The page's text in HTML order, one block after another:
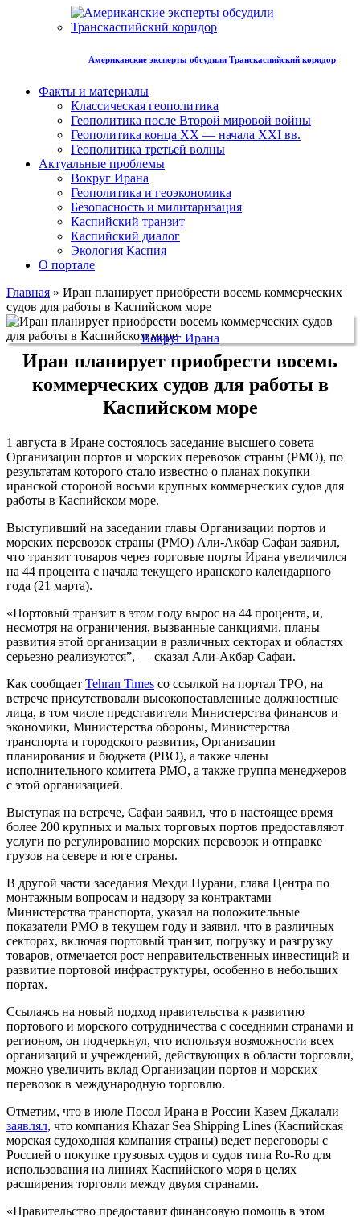
Американские эксперты обсудили Транскаспийский коридор
Факты и материалы
Классическая геополитика
Геополитика после Второй мировой войны
Геополитика конца XX — начала XXI вв.
Геополитика третьей волны
Актуальные проблемы
Вокруг Ирана
Геополитика и геоэкономика
Безопасность и милитаризация
Каспийский транзит
Каспийский диалог
Экология Каспия
О портале
Главная » Иран планирует приобрести восемь коммерческих
судов для работы в Каспийском море
Вокруг Ирана
Иран планирует приобрести восемь
коммерческих судов для работы в
Каспийском море
1 августа в Иране состоялось заседание высшего совета
Организации портов и морских перевозок страны (PMO), по
результатам которого стало известно о планах покупки
иранской стороной восьми крупных коммерческих судов для
работы в Каспийском море.
Выступивший на заседании главы Организации портов и
морских перевозок страны (PMO) Али-Акбар Сафаи заявил,
что транзит товаров через торговые порты Ирана увеличился
на 44 процента с начала текущего иранского календарного
года (21 марта).
«Портовый транзит в этом году вырос на 44 процента, и,
несмотря на ограничения, вызванные санкциями, планы
развития этой организации в различных секторах и областях
серьезно реализуются”, — сказал Али-Акбар Сафаи.
Как сообщает Tehran Times со ссылкой на портал TPO, на
встрече присутствовали высокопоставленные должностные
лица, в том числе представители Министерства финансов и
экономики, Министерства обороны, Министерства
транспорта и городского развития, Организации
планирования и бюджета (PBO), а также члены
исполнительного комитета PMO, а также группа менеджеров
с этой организацией.
Выступая на встрече, Сафаи заявил, что в настоящее время
более 200 крупных и малых торговых портов предоставляют
услуги по регулированию морских перевозок и отправке
грузов на севере и юге страны.
В другой части заседания Мехди Нурани, глава Центра по
монтажным вопросам и надзору за контрактами
Министерства транспорта, указал на положительные
показатели PMO в текущем году и заявил, что в различных
секторах, включая портовый транзит, погрузку и разгрузку
товаров, отмечается рост неправительственных инвестиций и
развитие портовой инфраструктуры, особенно в небольших
портах.
Ссылаясь на новый подход правительства к развитию
портового и морского сотрудничества с соседними странами и
регионом, он подчеркнул, что используя возможности всех
организаций и учреждений, действующих в области торговли,
можно увеличить вклад Организации портов и морских
перевозок в международную торговлю.
Отметим, что в июле Посол Ирана в России Казем Джалали
заявлял, что компания Khazar Sea Shipping Lines (Каспийская
морская судоходная компания страны) ведет переговоры с
Россией о покупке грузовых судов и судов типа Ro-Ro для
использования на линиях Каспийского моря в целях
расширения торговли между двумя странами.
«Правительство предоставит финансовую помощь в этом